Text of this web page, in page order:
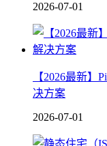
2026-07-01
【2026最新】
决方案
2026-07-01